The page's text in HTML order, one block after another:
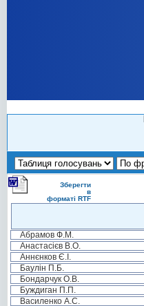
Зберегти
в
форматі RTF
Абрамов Ф.М.
Анастасієв В.О.
Аннєнков Є.І.
Баулін П.Б.
Бондарчук О.В.
Буждиган П.П.
Василенко А.С.